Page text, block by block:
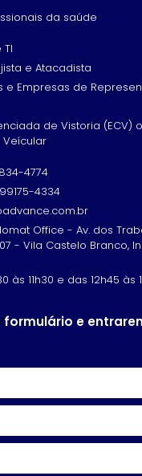
da saúde
e Atacadista
e Empresas de
de Vistoria (ECV)
4774
4334
Office - Av. dos
- Vila Castelo Branco,
às 11h30 e das 12h45 às
formulário e